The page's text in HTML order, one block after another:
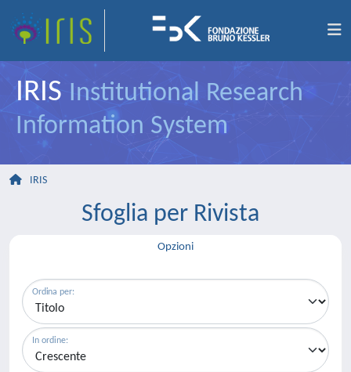
IRIS Institutional Research
Information System
IRIS
Sfoglia per Rivista
Opzioni
Ordina per:
In ordine: